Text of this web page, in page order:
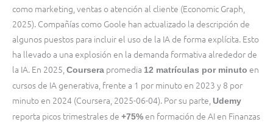
como marketing, ventas o atención al cliente (Economic Graph,
2025). Compañías como Goole han actualizado la descripción de
algunos puestos para incluir el uso de la IA de forma explícita. Esto
ha llevado a una explosión en la demanda formativa alrededor de
la IA. En 2025, Coursera promedia 12 matrículas por minuto en
cursos de IA generativa, frente a 1 por minuto en 2023 y 8 por
minuto en 2024 (Coursera, 2025-06-04). Por su parte, Udemy
reporta picos trimestrales de +75% en formación de AI en Finanzas